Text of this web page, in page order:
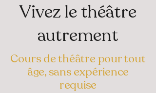
Vivez le théâtre
autrement
Cours de théâtre pour tout
âge, sans expérience
requise